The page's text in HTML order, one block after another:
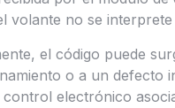
volante no se
el código puede
o a un defecto
control electrónico